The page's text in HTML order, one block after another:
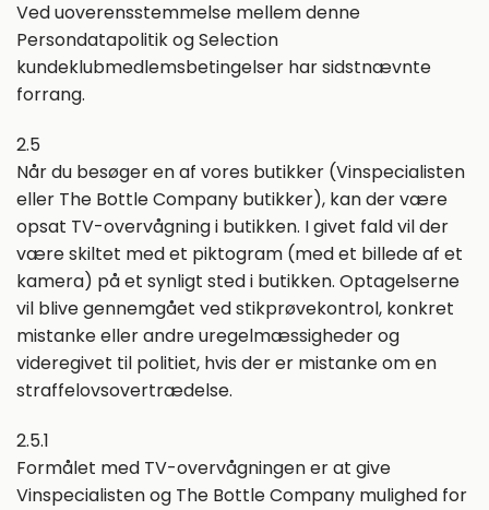
Ved uoverensstemmelse mellem denne
Persondatapolitik og Selection
kundeklubmedlemsbetingelser har sidstnævnte
forrang.
2.5
Når du besøger en af vores butikker (Vinspecialisten
eller The Bottle Company butikker), kan der være
opsat TV-overvågning i butikken. I givet fald vil der
være skiltet med et piktogram (med et billede af et
kamera) på et synligt sted i butikken. Optagelserne
vil blive gennemgået ved stikprøvekontrol, konkret
mistanke eller andre uregelmæssigheder og
videregivet til politiet, hvis der er mistanke om en
straffelovsovertrædelse.
2.5.1
Formålet med TV-overvågningen er at give
Vinspecialisten og The Bottle Company mulighed for